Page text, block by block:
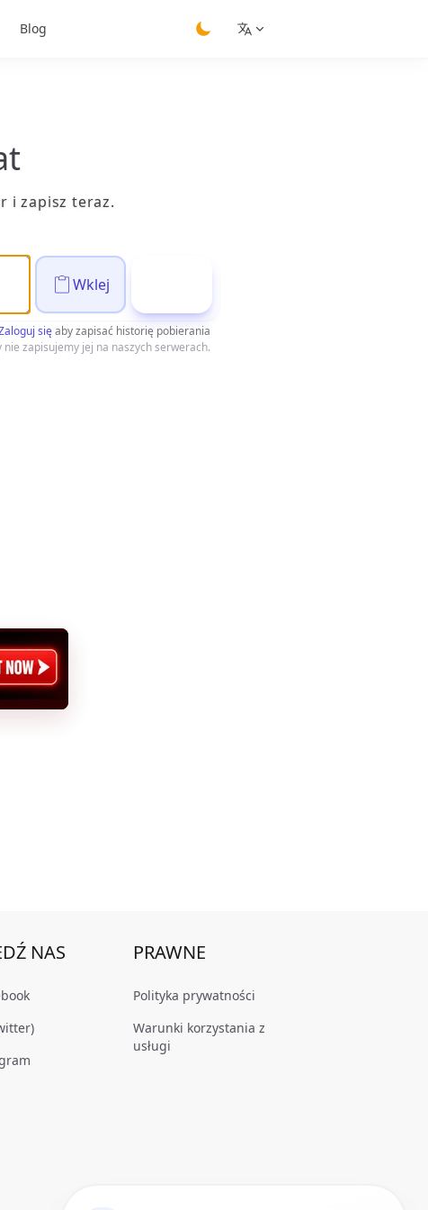
Blog
i zapisz teraz.
Wklej
sięaby zapisać historię pobierania
zapisujemy jej na naszych serwerach.
NAS PRAWNE
Polityka prywatności
Warunki korzystania z
usługi